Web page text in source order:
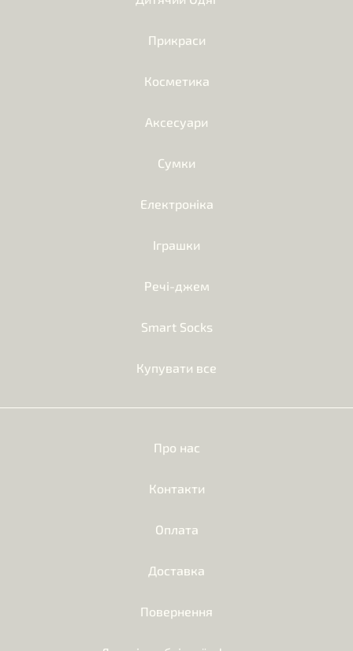
Прикраси
Косметика
Аксесуари
Сумки
Електроніка
Іграшки
Речі-джем
Smart Socks
Купувати все
Про нас
Контакти
Оплата
Доставка
Повернення